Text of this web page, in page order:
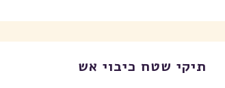
תיקי שטח כיבוי אש